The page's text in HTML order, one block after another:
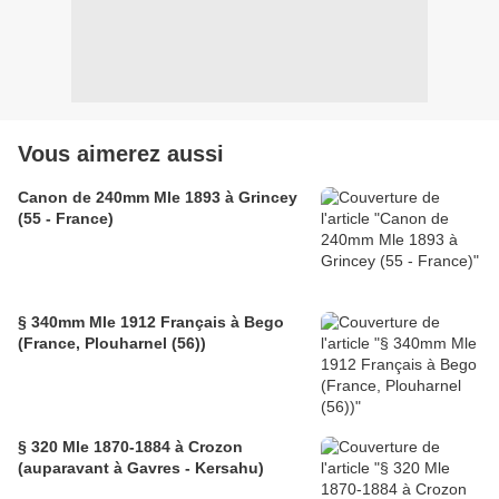
Vous aimerez aussi
Canon de 240mm Mle 1893 à Grincey
(55 - France)
§ 340mm Mle 1912 Français à Bego
(France, Plouharnel (56))
§ 320 Mle 1870-1884 à Crozon
(auparavant à Gavres - Kersahu)